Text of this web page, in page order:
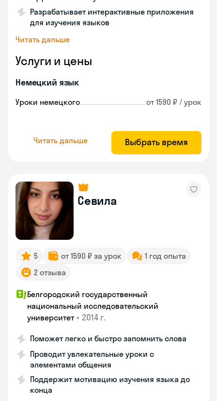
Разрабатывает интерактивные приложения
для изучения языков
Читать дальше
Услуги и цены
Немецкий язык
Уроки немецкого от 1590 ₽ / урок
Читать дальше Выбрать время
Севила
5 от 1590 ₽ за урок
1 год опыта
2 отзыва
Белгородский государственный
национальный исследовательский
университет • 2014 г.
Поможет легко и быстро запомнить слова
Проводит увлекательные уроки с
элементами общения
Поддержит мотивацию изучения языка до
конца